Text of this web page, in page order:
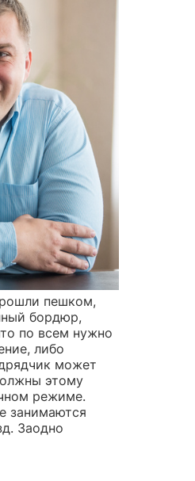
пешком,
бордюр,
по всем нужно
либо
может
этому
режиме.
занимаются
Заодно